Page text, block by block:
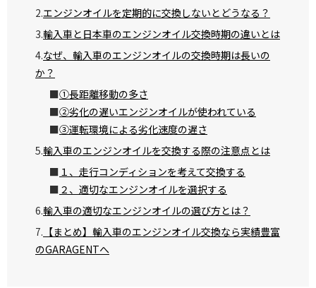
エンジンオイルを定期的に交換しないとどうなる？
輸入車と日本車のエンジンオイル交換時期の違いとは
なぜ、輸入車のエンジンオイルの交換時期は長いの
か？
①長距離移動の多さ
②劣化の遅いエンジンオイルが使われている
③運転環境による劣化速度の遅さ
輸入車のエンジンオイルを交換する際の注意点とは
１、走行コンディションを考えて交換する
２、適切なエンジンオイルを選択する
輸入車の適切なエンジンオイルの選び方とは？
【まとめ】輸入車のエンジンオイル交換なら実績豊富
のGARAGENTへ